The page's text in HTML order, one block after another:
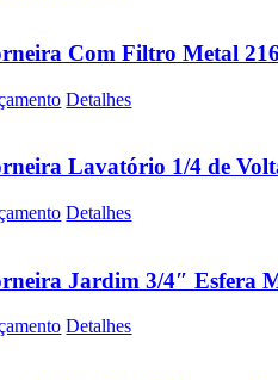
Com Filtro Metal
Detalhes
Lavatório 1/4 de
Detalhes
Jardim 3/4″ Esfera
Detalhes